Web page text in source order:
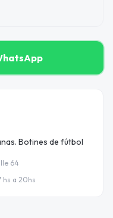
Botines de fútbol
64
hs a 20hs